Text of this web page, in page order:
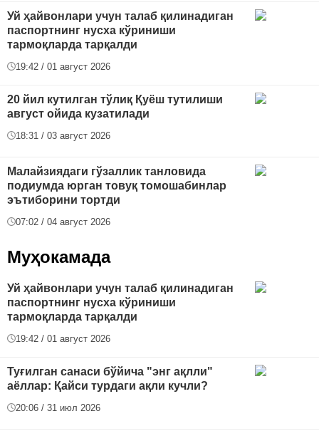
Уй ҳайвонлари учун талаб қилинадиган
паспортнинг нусха кўриниши
тармоқларда тарқалди
19:42 / 01 август 2026
20 йил кутилган тўлиқ Қуёш тутилиши
август ойида кузатилади
18:31 / 03 август 2026
Малайзиядаги гўзаллик танловида
подиумда юрган товуқ томошабинлар
эътиборини тортди
07:02 / 04 август 2026
Муҳокамада
Уй ҳайвонлари учун талаб қилинадиган
паспортнинг нусха кўриниши
тармоқларда тарқалди
19:42 / 01 август 2026
Туғилган санаси бўйича "энг ақлли"
аёллар: Қайси турдаги ақли кучли?
20:06 / 31 июл 2026